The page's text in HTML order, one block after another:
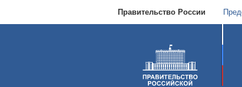
Правительство России